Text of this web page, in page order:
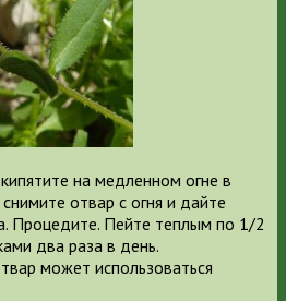
на медленном огне в
отвар с огня и дайте
Процедите. Пейте теплым по 1/2
два раза в день.
может использоваться